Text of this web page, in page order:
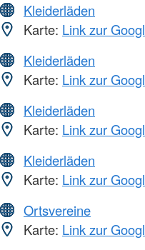
Kleiderläden
Karte: Link zur
Kleiderläden
Karte: Link zur
Kleiderläden
Karte: Link zur
Kleiderläden
Karte: Link zur
Ortsvereine
Karte: Link zur